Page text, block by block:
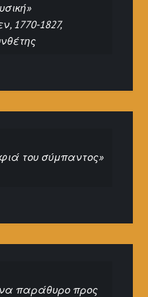
1770-1827,
του σύμπαντος»
παράθυρο προς